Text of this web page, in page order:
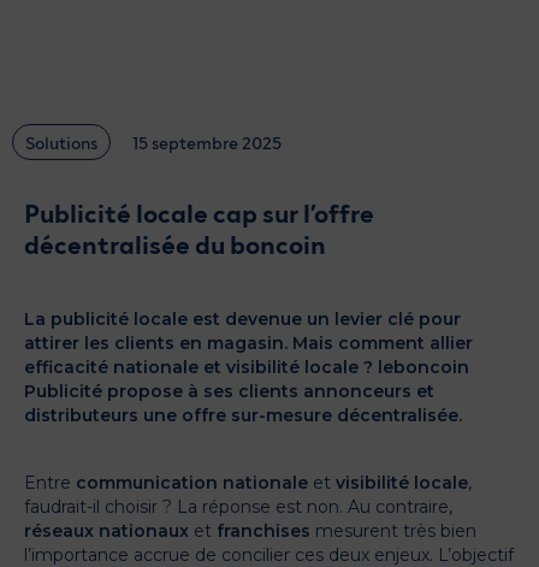
Solutions 15 septembre 2025
Publicité locale cap sur l’offre
décentralisée du boncoin
La publicité locale est devenue un levier clé pour
attirer les clients en magasin. Mais comment allier
efficacité nationale et visibilité locale ? leboncoin
Publicité propose à ses clients annonceurs et
distributeurs une offre sur-mesure décentralisée.
Entre communication nationale et visibilité locale,
faudrait-il choisir ? La réponse est non. Au contraire,
réseaux nationaux et franchises mesurent très bien
l’importance accrue de concilier ces deux enjeux. L’objectif